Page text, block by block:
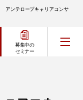
アンテロープキャリアコンサ
募集中の
セミナー